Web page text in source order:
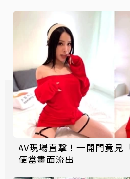
AV現場直擊！一開門竟見
便當畫面流出